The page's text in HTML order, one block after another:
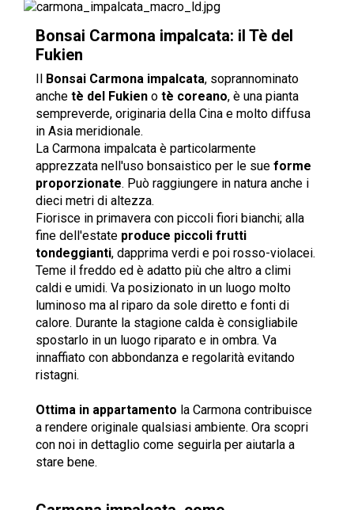
Bonsai Carmona impalcata: il Tè del
Fukien
Bonsai Carmona impalcata, soprannominato
anche tè del Fukien o tè coreano, è una pianta
sempreverde, originaria della Cina e molto diffusa
in Asia meridionale.
La Carmona impalcata è particolarmente
apprezzata nell'uso bonsaistico per le sue forme
proporzionate. Può raggiungere in natura anche i
dieci metri di altezza.
Fiorisce in primavera con piccoli fiori bianchi; alla
fine dell'estate produce piccoli frutti
tondeggianti, dapprima verdi e poi rosso-violacei.
Teme il freddo ed è adatto più che altro a climi
caldi e umidi. Va posizionato in un luogo molto
luminoso ma al riparo da sole diretto e fonti di
calore. Durante la stagione calda è consigliabile
spostarlo in un luogo riparato e in ombra. Va
innaffiato con abbondanza e regolarità evitando
ristagni.
Ottima in appartamento la Carmona contribuisce
a rendere originale qualsiasi ambiente. Ora scopri
con noi in dettaglio come seguirla per aiutarla a
stare bene.